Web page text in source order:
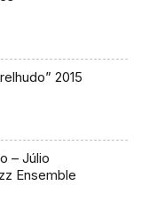
2015
– Júlio
Ensemble